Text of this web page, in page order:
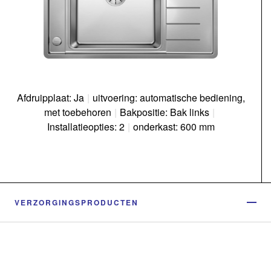
Afdruipplaat: Ja | uitvoering: automatische bediening,
met toebehoren | Bakpositie: Bak links |
Installatieopties: 2 | onderkast: 600 mm
VERZORGINGSPRODUCTEN